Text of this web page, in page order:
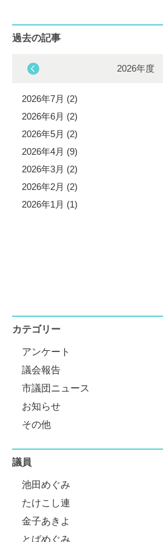
過去の記事
2026年度
2026年7月 (2)
2026年6月 (2)
2026年5月 (2)
2026年4月 (9)
2026年3月 (2)
2026年2月 (2)
2026年1月 (1)
カテゴリー
アンケート
議会報告
市議団ニュース
お知らせ
その他
議員
池田めぐみ
たけこし連
金子あきよ
とばめぐみ